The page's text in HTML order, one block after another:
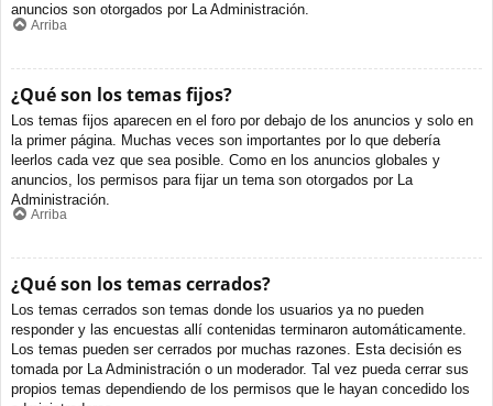
anuncios son otorgados por La Administración.
Arriba
¿Qué son los temas fijos?
Los temas fijos aparecen en el foro por debajo de los anuncios y solo en
la primer página. Muchas veces son importantes por lo que debería
leerlos cada vez que sea posible. Como en los anuncios globales y
anuncios, los permisos para fijar un tema son otorgados por La
Administración.
Arriba
¿Qué son los temas cerrados?
Los temas cerrados son temas donde los usuarios ya no pueden
responder y las encuestas allí contenidas terminaron automáticamente.
Los temas pueden ser cerrados por muchas razones. Esta decisión es
tomada por La Administración o un moderador. Tal vez pueda cerrar sus
propios temas dependiendo de los permisos que le hayan concedido los